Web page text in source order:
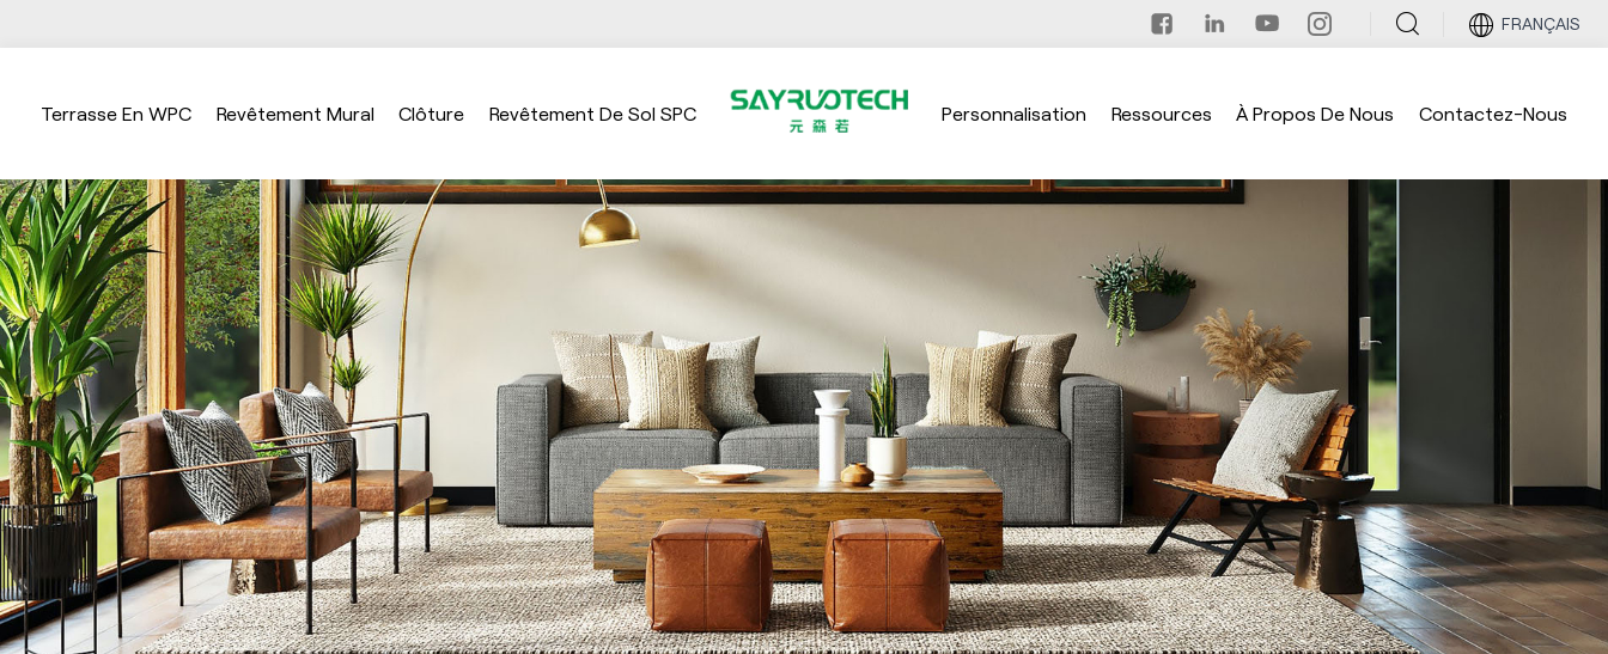
FRANÇAIS
Terrasse En WPC Revêtement Mural Clôture Revêtement De Sol SPC Personnalisation Ressources À Propos De Nous Contactez-Nous